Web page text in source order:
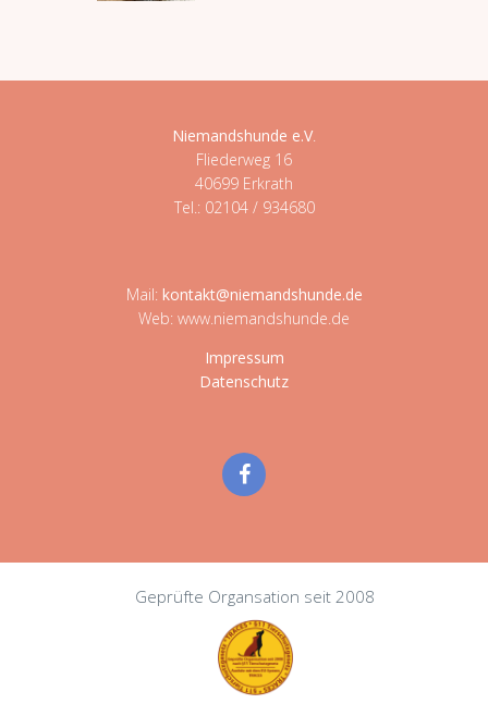
Niemandshunde e.V.
Fliederweg 16
40699 Erkrath
Tel.: 02104 / 934680
Mail: kontakt@niemandshunde.de
Web: www.niemandshunde.de
Impressum
Datenschutz
Geprüfte Organsation seit 2008